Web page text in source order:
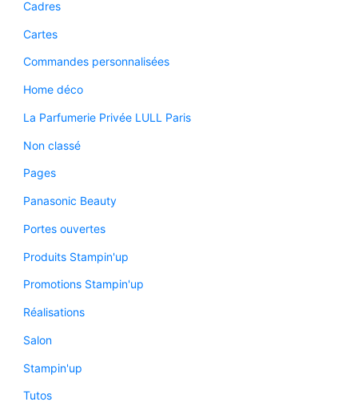
Cadres
Cartes
Commandes personnalisées
Home déco
La Parfumerie Privée LULL Paris
Non classé
Pages
Panasonic Beauty
Portes ouvertes
Produits Stampin'up
Promotions Stampin'up
Réalisations
Salon
Stampin'up
Tutos